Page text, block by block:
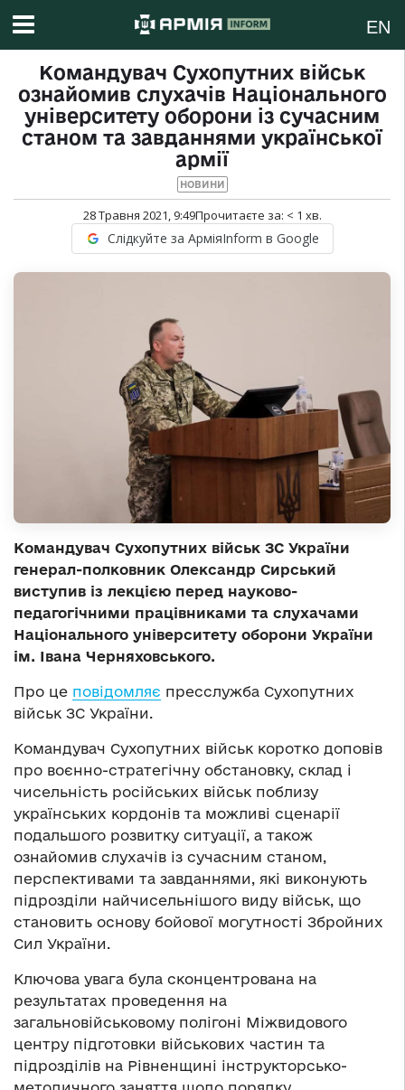
EN
Командувач Сухопутних військ
ознайомив слухачів Національного
університету оборони із сучасним
станом та завданнями української
армії
НОВИНИ
28 Травня 2021, 9:49Прочитаєте за: < 1 хв.
Слідкуйте за АрміяInform в Google
Командувач Сухопутних військ ЗС України
генерал-полковник Олександр Сирський
виступив із лекцією перед науково-
педагогічними працівниками та слухачами
Національного університету оборони України
ім. Івана Черняховського.
Про це повідомляє пресслужба Сухопутних
військ ЗС України.
Командувач Сухопутних військ коротко доповів
про воєнно-стратегічну обстановку, склад і
чисельність російських військ поблизу
українських кордонів та можливі сценарії
подальшого розвитку ситуації, а також
ознайомив слухачів із сучасним станом,
перспективами та завданнями, які виконують
підрозділи найчисельнішого виду військ, що
становить основу бойової могутності Збройних
Сил України.
Ключова увага була сконцентрована на
результатах проведення на
загальновійськовому полігоні Міжвидового
центру підготовки військових частин та
підрозділів на Рівненщині інструкторсько-